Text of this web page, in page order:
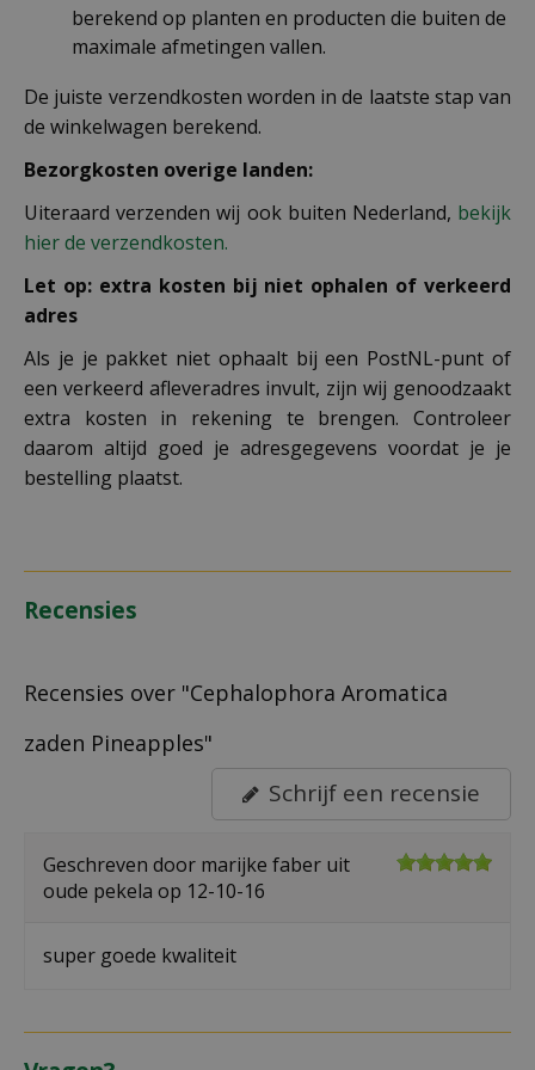
berekend op planten en producten die buiten de
maximale afmetingen vallen.
De juiste verzendkosten worden in de laatste stap van
de winkelwagen berekend.
Bezorgkosten overige landen:
Uiteraard verzenden wij ook buiten Nederland, bekijk
hier de verzendkosten.
Let op: extra kosten bij niet ophalen of verkeerd
adres
Als je je pakket niet ophaalt bij een PostNL-punt of
een verkeerd afleveradres invult, zijn wij genoodzaakt
extra kosten in rekening te brengen. Controleer
daarom altijd goed je adresgegevens voordat je je
bestelling plaatst.
Recensies
Recensies over "Cephalophora Aromatica
zaden Pineapples"
Schrijf een recensie
Geschreven door marijke faber uit
oude pekela op 12-10-16
super goede kwaliteit